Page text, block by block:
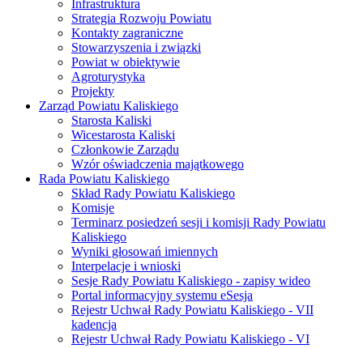
Infrastruktura
Strategia Rozwoju Powiatu
Kontakty zagraniczne
Stowarzyszenia i związki
Powiat w obiektywie
Agroturystyka
Projekty
Zarząd Powiatu Kaliskiego
Starosta Kaliski
Wicestarosta Kaliski
Członkowie Zarządu
Wzór oświadczenia majątkowego
Rada Powiatu Kaliskiego
Skład Rady Powiatu Kaliskiego
Komisje
Terminarz posiedzeń sesji i komisji Rady Powiatu
Kaliskiego
Wyniki głosowań imiennych
Interpelacje i wnioski
Sesje Rady Powiatu Kaliskiego - zapisy wideo
Portal informacyjny systemu eSesja
Rejestr Uchwał Rady Powiatu Kaliskiego - VII
kadencja
Rejestr Uchwał Rady Powiatu Kaliskiego - VI